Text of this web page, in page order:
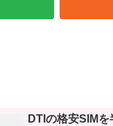
DTIの格安SIMを